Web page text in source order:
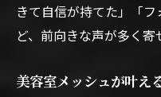
きて自信が持てた」「
ど、前向きな声が多く寄
美容室メッシュが叶え